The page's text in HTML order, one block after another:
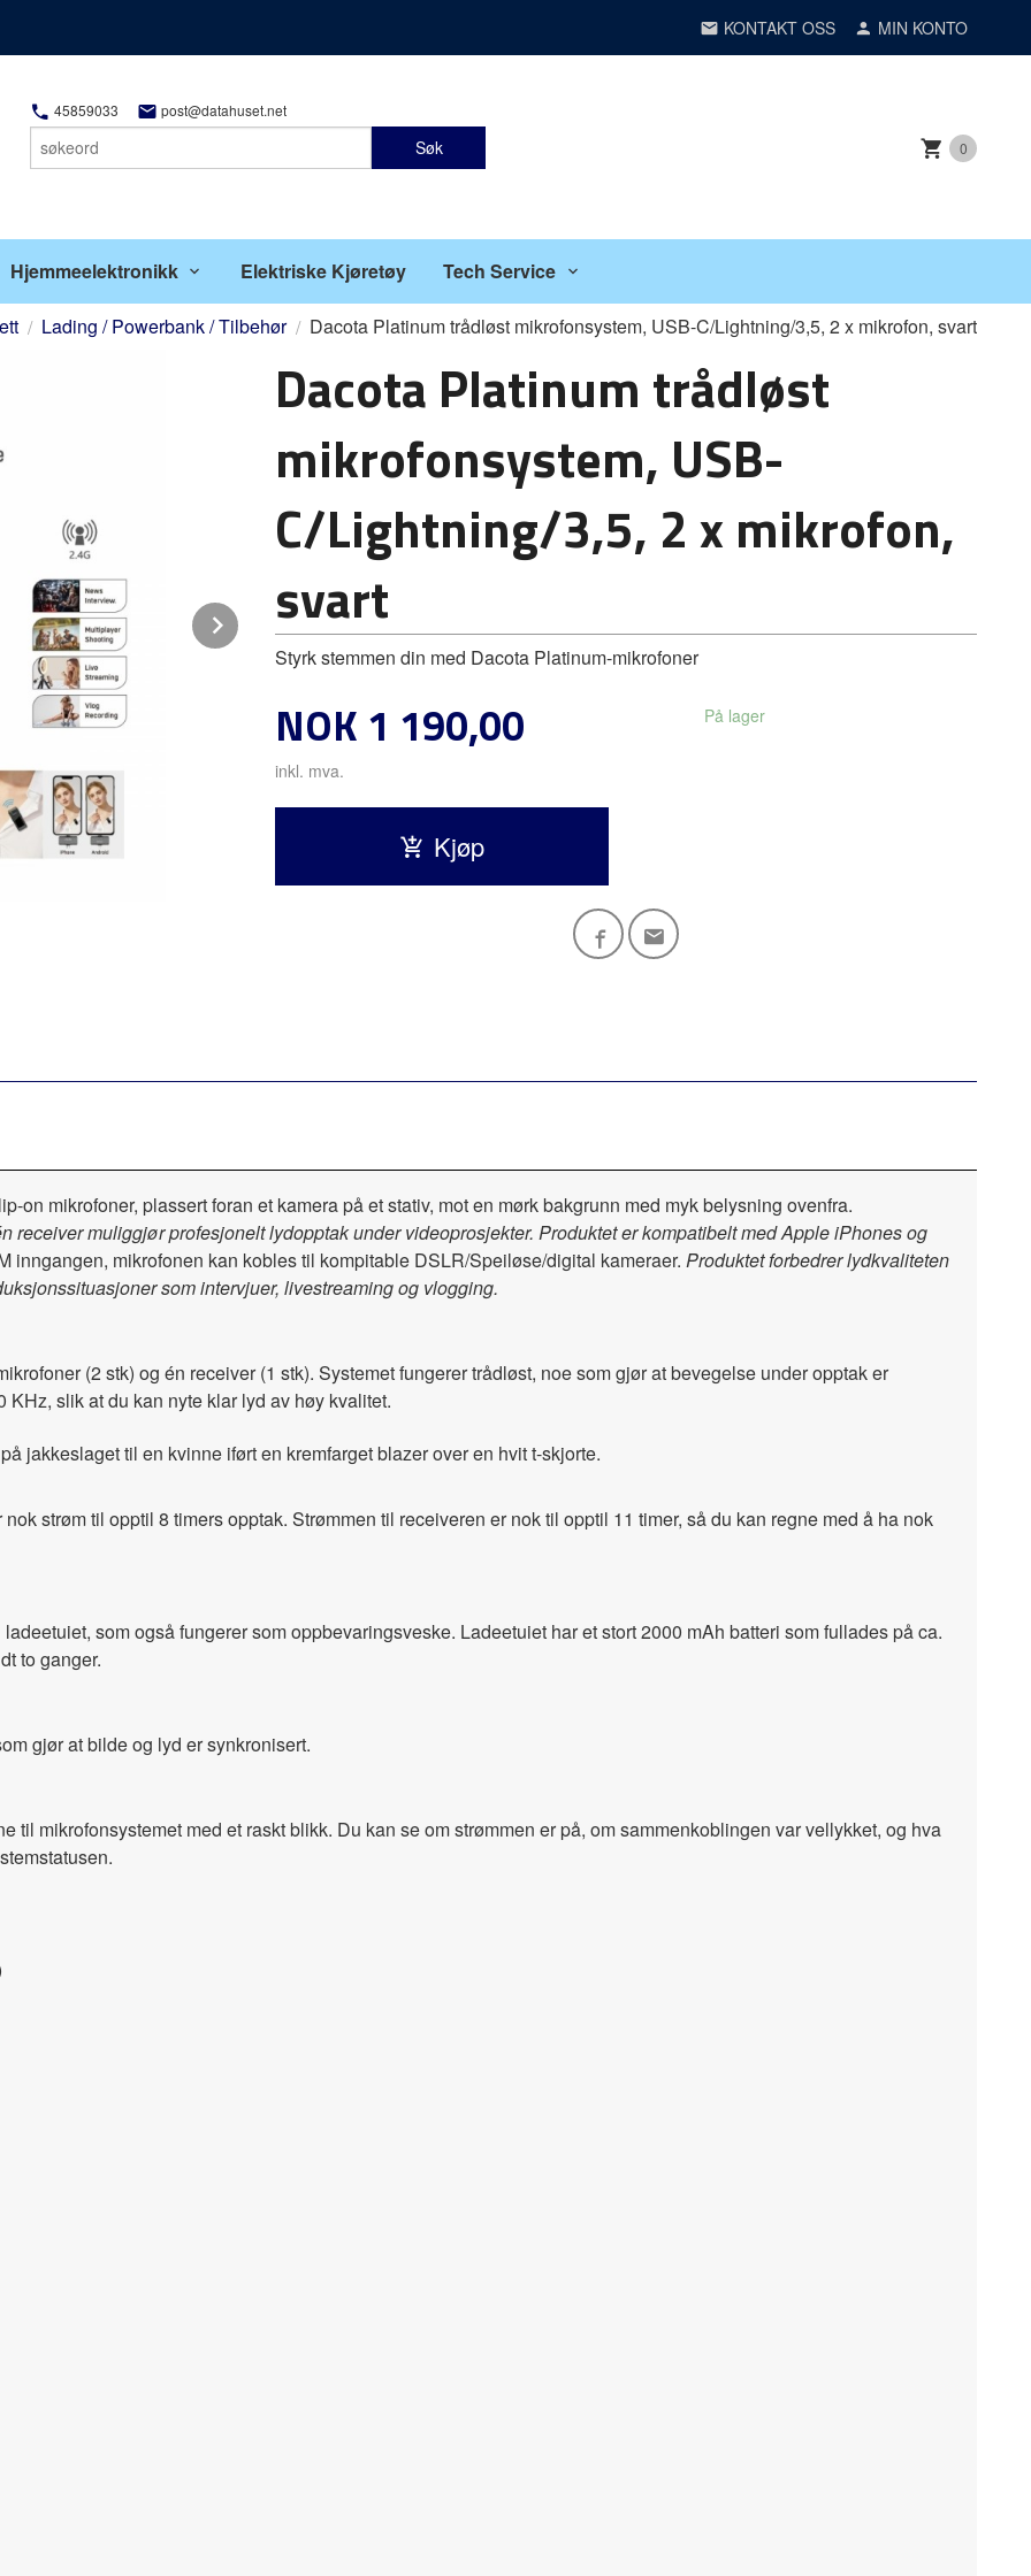
KONTAKT OSS MIN KONTO
45859033 post@datahuset.net
Søk 0
Hjemmeelektronikk Elektriske Kjøretøy Tech Service
Lading / Powerbank / Tilbehør Dacota Platinum trådløst mikrofonsystem, USB-C/Lightning/3,5, 2 x mikrofon, svart
Next
Dacota Platinum trådløst
mikrofonsystem, USB-
C/Lightning/3,5, 2 x mikrofon,
svart
Styrk stemmen din med Dacota Platinum-mikrofoner
Pris
NOK 1 190,00
inkl. mva.
På lager
Kjøp
receiver muliggjør profesjonelt lydopptak under videoprosjekter. Produktet er kompatibelt med Apple iPhones og
inngangen, mikrofonen kan kobles til kompitable DSLR/Speiløse/digital kameraer. Produktet forbedrer lydkvaliteten
som intervjuer, livestreaming og vlogging.
(2 stk) og én receiver (1 stk). Systemet fungerer trådløst, noe som gjør at bevegelse under opptak er
slik at du kan nyte klar lyd av høy kvalitet.
strøm til opptil 8 timers opptak. Strømmen til receiveren er nok til opptil 11 timer, så du kan regne med å ha nok
som også fungerer som oppbevaringsveske. Ladeetuiet har et stort 2000 mAh batteri som fullades på ca.
to ganger.
gjør at bilde og lyd er synkronisert.
til mikrofonsystemet med et raskt blikk. Du kan se om strømmen er på, om sammenkoblingen var vellykket, og hva